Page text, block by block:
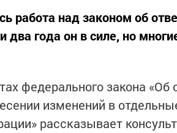
работа над законом об
года он в силе, но
федерального закона
изменений в
рассказывает